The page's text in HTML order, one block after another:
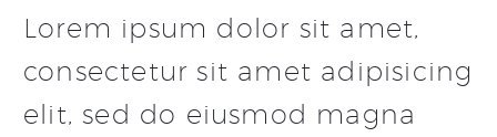
Lorem ipsum dolor sit amet,
consectetur sit amet adipisicing
elit, sed do eiusmod magna